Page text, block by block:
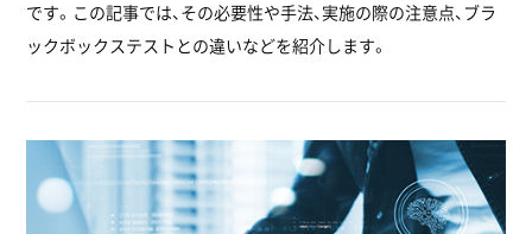
です。この記事では、その必要性や手法、実施の際の注意点、ブラ
ックボックステストとの違いなどを紹介します。